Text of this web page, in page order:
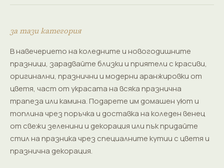
за тази категория
В навечерието на коледните и новогодишните
празници, зарадвайте близки и приятели с красиви,
оригинални, празнични и модерни аранжировки от
цветя, част от украсата на всяка празнична
трапеза или камина. Подарете им домашен уют и
топлина чрез поръчка и доставка на коледен венец
от свежи зеленини и декорация или пък придайте
стил на празника чрез специалните кутии с цветя и
празнична декорация.